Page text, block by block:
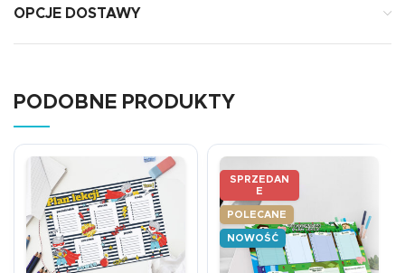
OPCJE DOSTAWY
PODOBNE PRODUKTY
SPRZEDAN
E
POLECANE
NOWOŚĆ